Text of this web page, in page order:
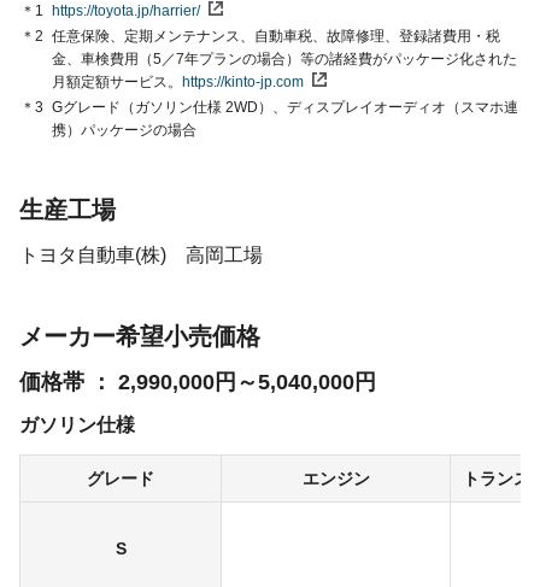
＊1
https://toyota.jp/harrier/
＊2 任意保険、定期メンテナンス、自動車税、故障修理、登録諸費用・税
金、車検費用（5／7年プランの場合）等の諸経費がパッケージ化された
月額定額サービス。 https://kinto-jp.com
＊3 Gグレード（ガソリン仕様 2WD）、ディスプレイオーディオ（スマホ連
携）パッケージの場合
生産工場
トヨタ自動車(株) 高岡工場
メーカー希望小売価格
価格帯 2,990,000円～5,040,000円
ガソリン仕様
グレード エンジン トランス
S